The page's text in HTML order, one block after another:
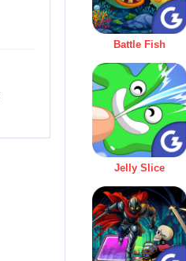
Battle Fish
Jelly Slice